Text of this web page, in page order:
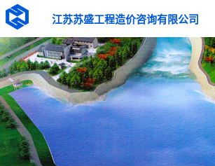
江苏苏盛工程造价咨询有限公司